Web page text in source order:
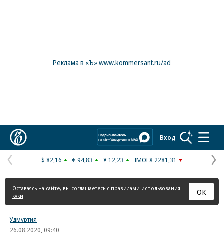
Реклама в «Ъ» www.kommersant.ru/ad
Вход
Предыдущая
страница
$ 82,16 € 94,83 ¥ 12,23 IMOEX 2281,31
Оставаясь на сайте, вы соглашаетесь с правилами использования
куки
ОК
Удмуртия
26.08.2020, 09:40